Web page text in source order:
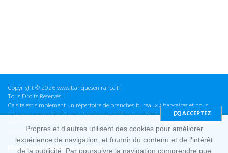
Copyright © 2026 www.banquesenfrance.fr
Tous Droits Réservés.
Ce site est simplement un répertoire de branches bureaux / bancaires et nous
n'avons aucune relation avec une banque. S'il vous plaît vérifier ces informations
avant d'effectuer toute opération, nous ne sommes pas responsables des erreurs
ou des omissions dans les informations que nous fournissons.
Mentions Légales & cookies
Propres et d'autres utilisent des cookies pour améliorer
lexpérience de navigation, et fournir du contenu et de l'intérêt
de la publicité. Par poursuivre la navigation comprendre que